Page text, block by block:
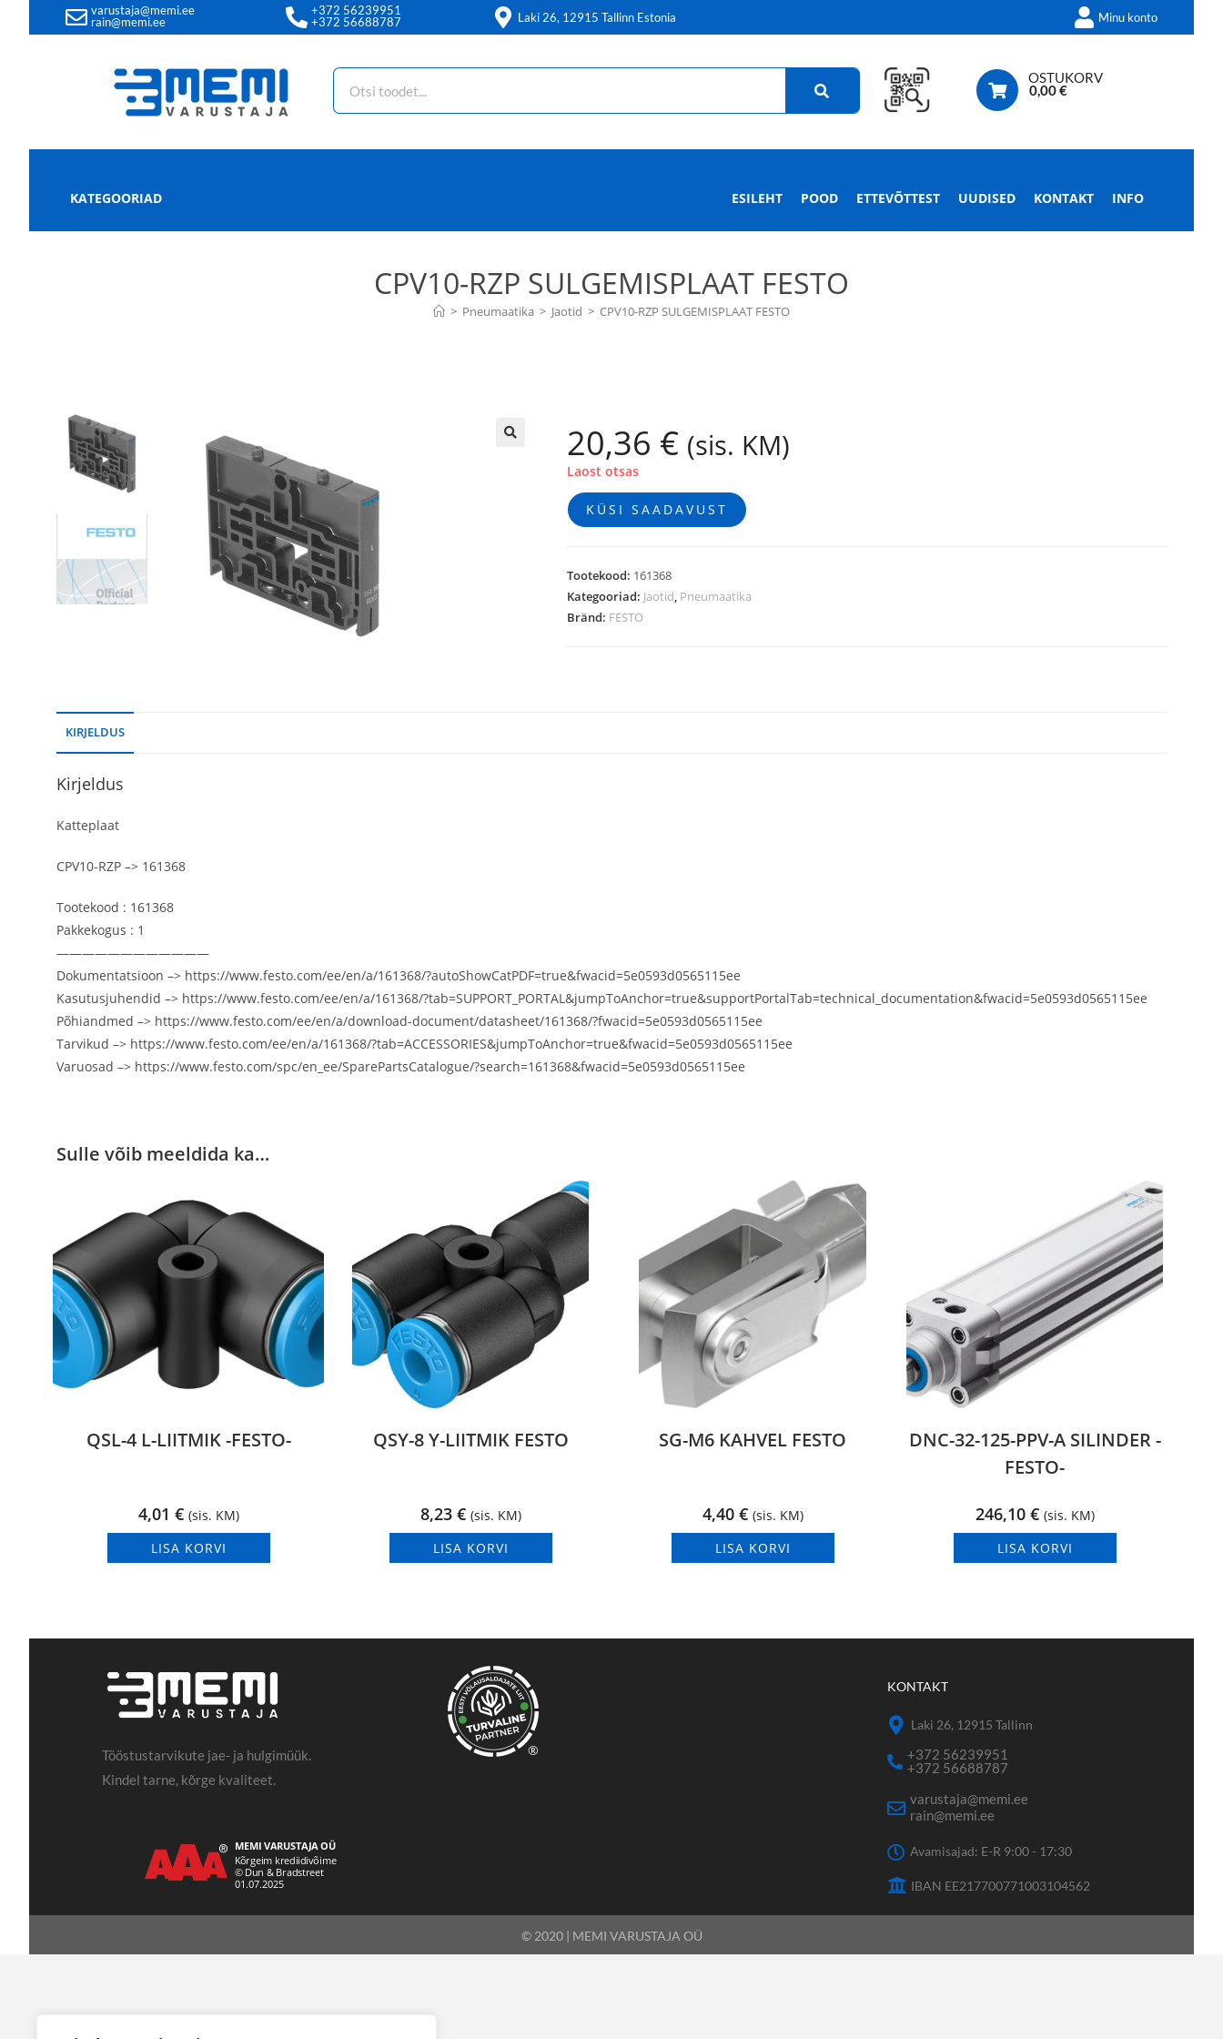
varustaja@memi.ee
rain@memi.ee
+372 56239951
+372 56688787
Laki 26, 12915 Tallinn Estonia Minu konto
OSTUKORV
0,00€
KATEGOORIAD ESILEHT POOD ETTEVÕTTEST UUDISED KONTAKT INFO
CPV10-RZP SULGEMISPLAAT FESTO
> Pneumaatika > Jaotid > CPV10-RZP SULGEMISPLAAT FESTO
20,36 € (sis. KM)
Laost otsas
KÜSI SAADAVUST
Tootekood: 161368
Kategooriad: Jaotid, Pneumaatika
Bränd: FESTO
KIRJELDUS
Kirjeldus
Katteplaat
CPV10-RZP –> 161368
Tootekood : 161368
Pakkekogus : 1
————————————
Dokumentatsioon –> https://www.festo.com/ee/en/a/161368/?autoShowCatPDF=true&fwacid=5e0593d0565115ee
Kasutusjuhendid –> https://www.festo.com/ee/en/a/161368/?tab=SUPPORT_PORTAL&jumpToAnchor=true&supportPortalTab=technical_documentation&fwacid=5e0593d0565115ee
Põhiandmed –> https://www.festo.com/ee/en/a/download-document/datasheet/161368/?fwacid=5e0593d0565115ee
Tarvikud –> https://www.festo.com/ee/en/a/161368/?tab=ACCESSORIES&jumpToAnchor=true&fwacid=5e0593d0565115ee
Varuosad –> https://www.festo.com/spc/en_ee/SparePartsCatalogue/?search=161368&fwacid=5e0593d0565115ee
Sulle võib meeldida ka…
QSL-4 L-LIITMIK -FESTO-
4,01 € (sis. KM)
LISA KORVI
QSY-8 Y-LIITMIK FESTO
8,23 € (sis. KM)
LISA KORVI
SG-M6 KAHVEL FESTO
4,40 € (sis. KM)
LISA KORVI
DNC-32-125-PPV-A SILINDER -
FESTO-
246,10 € (sis. KM)
LISA KORVI
Tööstustarvikute jae- ja hulgimüük.
Kindel tarne, kõrge kvaliteet.
®
KONTAKT
Laki 26, 12915 Tallinn
+372 56239951
+372 56688787
varustaja@memi.ee
rain@memi.ee
Avamisajad: E-R 9:00 - 17:30
IBAN EE217700771003104562
© 2020 | MEMI VARUSTAJA OÜ